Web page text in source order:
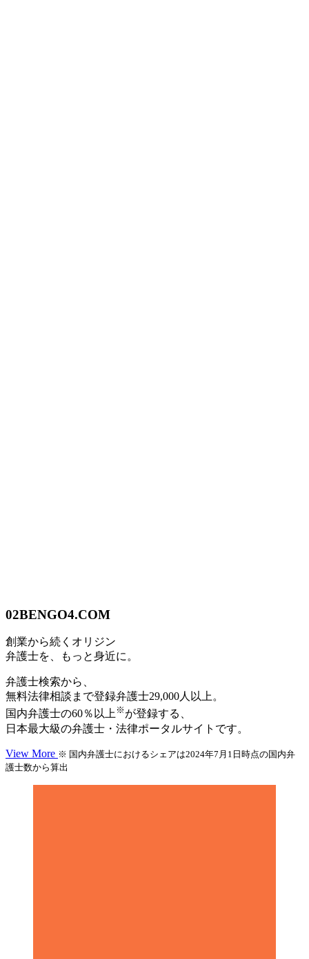
02BENGO4.COM
創業から続くオリジン
弁護士を、もっと身近に。
弁護士検索から、
無料法律相談まで登録弁護士29,000人以上。
国内弁護士の60％以上※ が登録する、
日本最大級の弁護士・法律ポータルサイトです。
View More ※ 国内弁護士におけるシェアは2024年7月1日時点の国内弁
護士数から算出